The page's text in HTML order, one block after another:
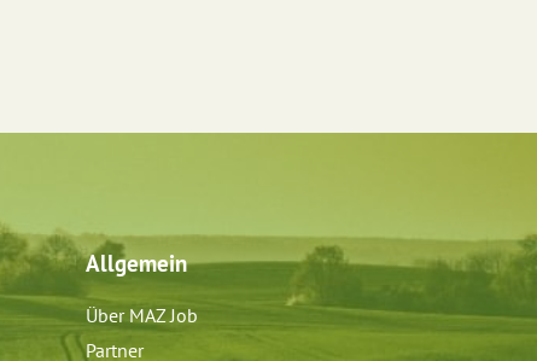
Allgemein
Über MAZ Job
Partner